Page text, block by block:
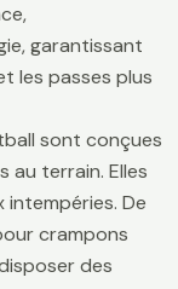
garantissant
les passes plus
sont conçues
au terrain. Elles
De
crampons
des